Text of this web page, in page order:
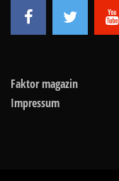
Faktor magazin
Impressum